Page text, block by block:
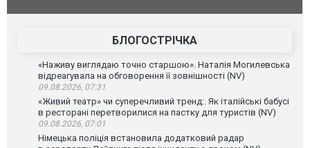
фільму
БЛОГОСТРІЧКА
«Наживу виглядаю точно старшою». Наталія Могилевська
відреагувала на обговорення її зовнішності (NV)
09.08.2026, 07:31
«Живий театр» чи суперечливий тренд:. Як італійські бабусі
в ресторані перетворилися на пастку для туристів (NV)
09.08.2026, 07:01
Німецька поліція встановила додатковий радар